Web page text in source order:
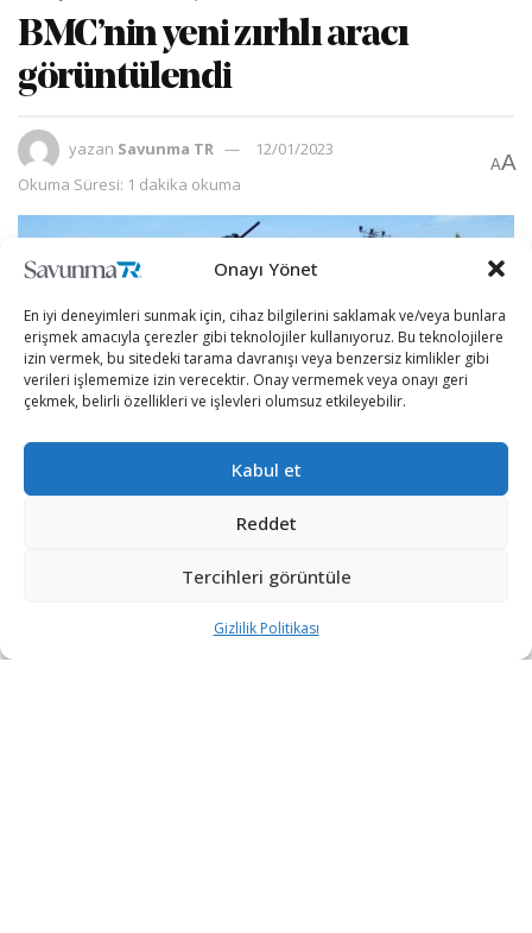
Onayı Yönet
En iyi deneyimleri sunmak için, cihaz bilgilerini saklamak ve/veya bunlara
erişmek amacıyla çerezler gibi teknolojiler kullanıyoruz. Bu teknolojilere
izin vermek, bu sitedeki tarama davranışı veya benzersiz kimlikler gibi
verileri işlememize izin verecektir. Onay vermemek veya onayı geri
çekmek, belirli özellikleri ve işlevleri olumsuz etkileyebilir.
Kabul et
Reddet
Tercihleri görüntüle
Gizlilik Politikası
BMC’nin yeni zırhlı aracı
görüntülendi
yazan Savunma TR
12/01/2023
Okuma Süresi: 1 dakika okuma
AA
2022’de yaptığı satışlar ile Savunma Sanayi Kara Aracı
faaliyetlerine hız kesmeden devam ediyor.
BMC, yeni yıla girmeden önce şirketin yıl içerisindeki